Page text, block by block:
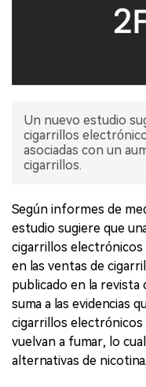
Un nuevo estudio
cigarrillos
asociadas con un
cigarrillos.
Según informes de
estudio sugiere que
cigarrillos
en las ventas de
publicado en la
suma a las evidencias
cigarrillos electrónicos
vuelvan a fumar, lo
alternativas de nicotina.